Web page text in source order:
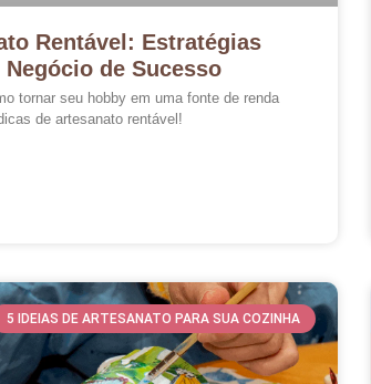
Rentável: Estratégias
Negócio de Sucesso
tornar seu hobby em uma fonte de renda
de artesanato rentável!
5 IDEIAS DE ARTESANATO PARA SUA COZINHA